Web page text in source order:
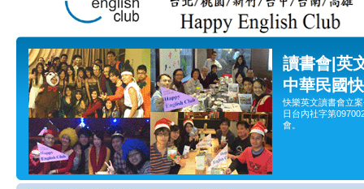
讀書會|英
中華民國
快樂英文讀書會立
日台內社字第
會。